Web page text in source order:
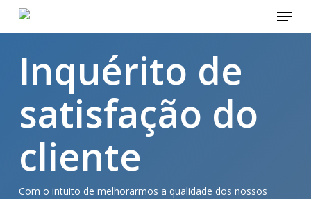
content
Menu
Inquérito de
satisfação do
cliente
Com o intuito de melhorarmos a qualidade dos nossos